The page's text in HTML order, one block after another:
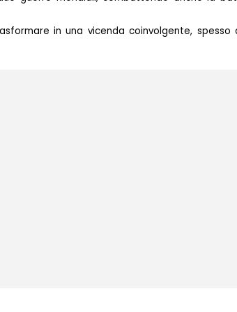
in una vicenda coinvolgente, spesso